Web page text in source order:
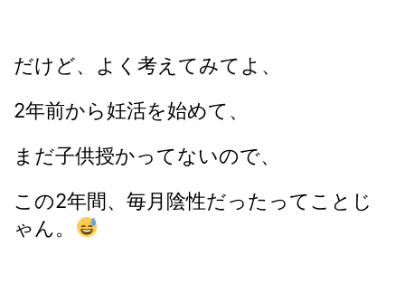
だけど、よく考えてみてよ、
2年前から妊活を始めて、
まだ子供授かってないので、
この2年間、毎月陰性だったってことじ
ゃん。